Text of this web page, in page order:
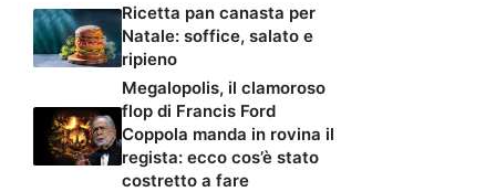
Ricetta pan canasta per
Natale: soffice, salato e
ripieno
Megalopolis, il clamoroso
flop di Francis Ford
Coppola manda in rovina il
regista: ecco cos’è stato
costretto a fare